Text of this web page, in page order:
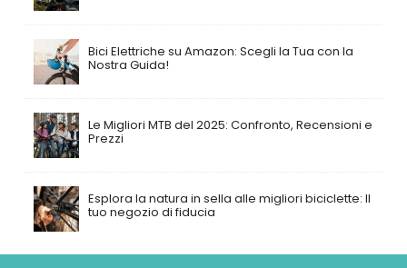
Bici Elettriche su Amazon: Scegli la Tua con la
Nostra Guida!
Le Migliori MTB del 2025: Confronto, Recensioni e
Prezzi
Esplora la natura in sella alle migliori biciclette: Il
tuo negozio di fiducia